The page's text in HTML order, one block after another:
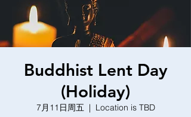
Buddhist Lent Day
(Holiday)
7月11日周五
  |
Location is TBD